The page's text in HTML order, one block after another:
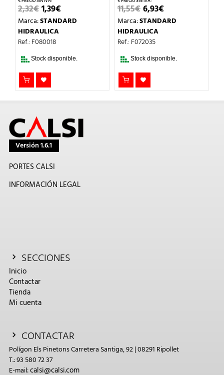
2,32€EL
PRECIO
ORIGINAL
ERA:
2,32€.
1,39€PRECIO
ACTUAL
Marca:STANDARD
HIDRAULICA
Ref.: F080018
Stock disponible.
11,55€EL
PRECIO
ORIGINAL
ERA:
11,55€.
6,93€PRECIO
ACTUAL
Marca:STANDARD
HIDRAULICA
Ref.: F072035
Stock disponible.
Versión 1.6.1
PORTES CALSI
INFORMACIÓN LEGAL
SECCIONES
Inicio
Contactar
Tienda
Mi cuenta
CONTACTAR
Polígon Els Pinetons Carretera Santiga, 92 | 08291 Ripollet
T.: 93 580 72 37
E-mail:calsi@calsi.com